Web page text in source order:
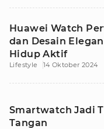
Huawei Watch
dan Desain
Hidup Aktif
Lifestyle 14 Oktober 2024
Smartwatch Jadi
Tangan